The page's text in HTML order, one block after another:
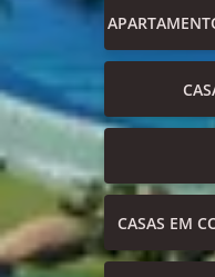
CASAS EM